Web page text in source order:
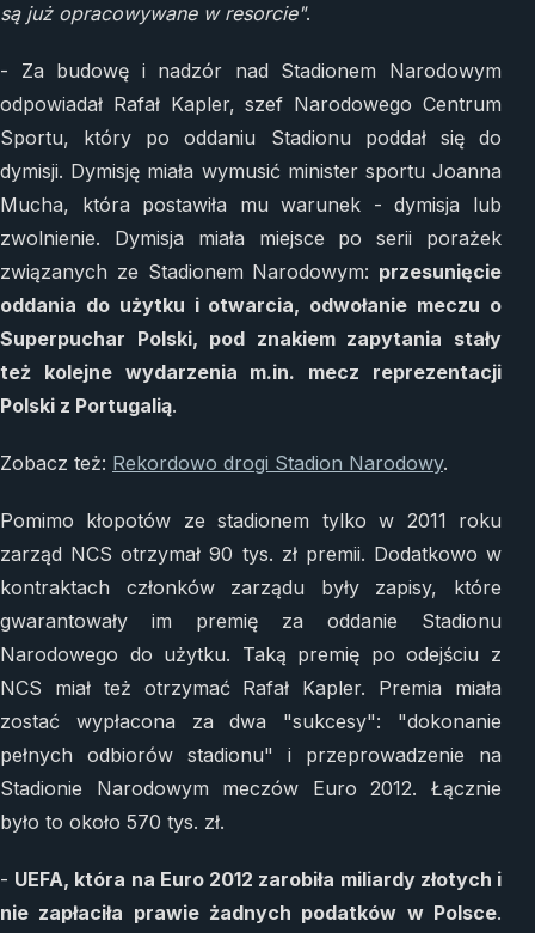
są już opracowywane w resorcie".
- Za budowę i nadzór nad Stadionem Narodowym
odpowiadał Rafał Kapler, szef Narodowego Centrum
Sportu, który po oddaniu Stadionu poddał się do
dymisji. Dymisję miała wymusić minister sportu Joanna
Mucha, która postawiła mu warunek - dymisja lub
zwolnienie. Dymisja miała miejsce po serii porażek
związanych ze Stadionem Narodowym: przesunięcie
oddania do użytku i otwarcia, odwołanie meczu o
Superpuchar Polski, pod znakiem zapytania stały
też kolejne wydarzenia m.in. mecz reprezentacji
Polski z Portugalią.
Zobacz też: Rekordowo drogi Stadion Narodowy.
Pomimo kłopotów ze stadionem tylko w 2011 roku
zarząd NCS otrzymał 90 tys. zł premii. Dodatkowo w
kontraktach członków zarządu były zapisy, które
gwarantowały im premię za oddanie Stadionu
Narodowego do użytku. Taką premię po odejściu z
NCS miał też otrzymać Rafał Kapler. Premia miała
zostać wypłacona za dwa "sukcesy": "dokonanie
pełnych odbiorów stadionu" i przeprowadzenie na
Stadionie Narodowym meczów Euro 2012. Łącznie
było to około 570 tys. zł.
- UEFA, która na Euro 2012 zarobiła miliardy złotych i
nie zapłaciła prawie żadnych podatków w Polsce.